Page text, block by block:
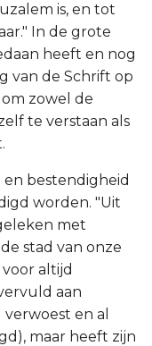
is, en tot
In de grote
heeft en nog
van de Schrift op
zowel de
te verstaan als
en bestendigheid
worden. "Uit
met
stad van onze
altijd
aan
en al
maar heeft zijn